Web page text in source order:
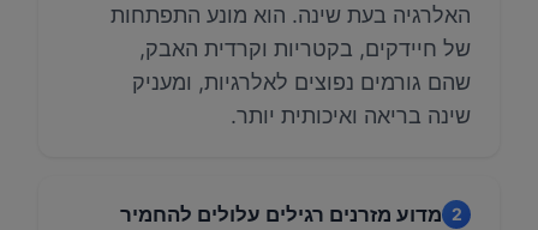
האלרגיה בעת שינה. הוא מונע התפתחות
של חיידקים, בקטריות וקרדית האבק,
שהם גורמים נפוצים לאלרגיות, ומעניק
שינה בריאה ואיכותית יותר.
2 מדוע מזרנים רגילים עלולים להחמיר